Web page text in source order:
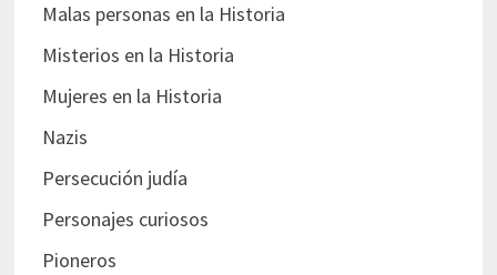
Malas personas en la Historia
Misterios en la Historia
Mujeres en la Historia
Nazis
Persecución judía
Personajes curiosos
Pioneros